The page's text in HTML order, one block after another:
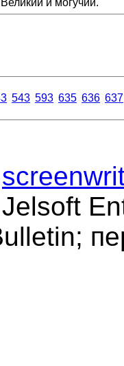
и могучий.
543 593 635 636 637